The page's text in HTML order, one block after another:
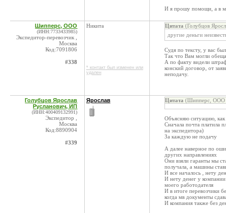
И я прошу помощи, а в
Шипперс, ООО
(ИНН:7733433985)
Экспедитор-перевозчик ,
Москва
Код:7091806
#338
Никита
* контакт был изменен или
удален
Цитата (Голубцов
другие деньги
Судя по тексту, у вас
Так что Вам могли
А по факту видели
конский договор, от
неподачу.
Голубцов Ярослав
Русланович, ИП
(ИНН:400409132991)
Экспедитор ,
Москва
Код:8890904
#339
Ярослав Цитата (Шипперс, ООО
Объясняю ситуацию, как
Сначала почта платила
на экспедитора)
За каждую не подачу
А далее наверное по
других направлениях
Они взяли гаранты мы
получала, а машины
И все началось , нету
И нету денег у
моего работодателя
И в итоге перевозчики
когда мв документы
И компания также без